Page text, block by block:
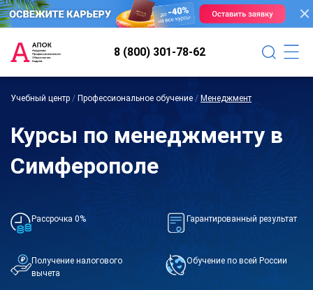
8 (800) 301-78-62
Учебный центр / Профессиональное обучение / Менеджмент
Курсы по менеджменту в
Симферополе
Рассрочка 0% Гарантированный результат
Получение налогового
вычета
Обучение по всей России